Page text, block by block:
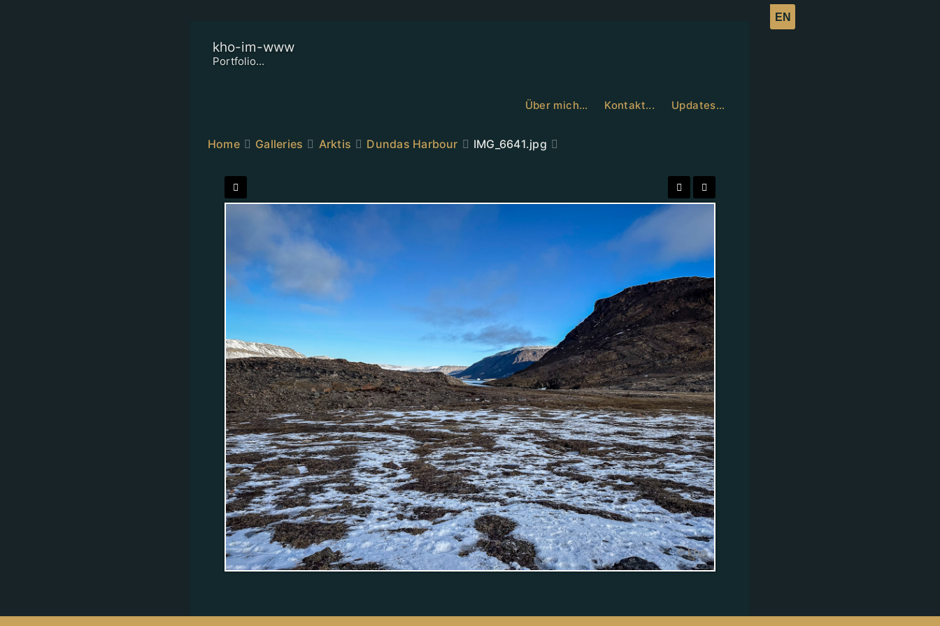
kho-im-www
Portfolio...
Home Galleries Arktis Dundas Harbour IMG_6641.jpg
Über mich… Kontakt... Updates…